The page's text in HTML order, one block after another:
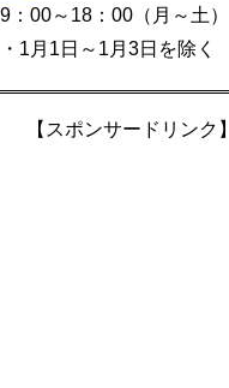
：00～18：00（月～土）
1月1日～1月3日を除く
【スポンサードリンク】